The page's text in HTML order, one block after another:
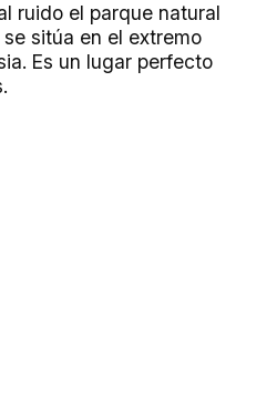
ruido el parque natural
sitúa en el extremo
Es un lugar perfecto